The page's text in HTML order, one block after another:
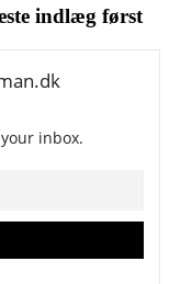
indlæg først